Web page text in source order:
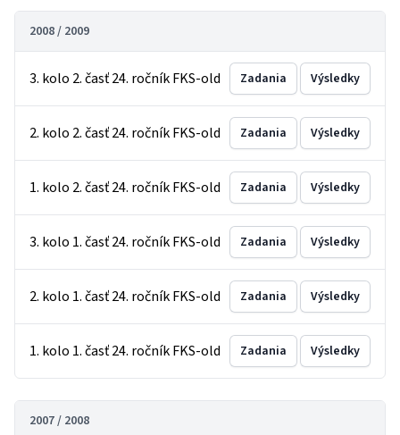
2008 / 2009
3. kolo 2. časť 24. ročník FKS-old Zadania Výsledky
2. kolo 2. časť 24. ročník FKS-old Zadania Výsledky
1. kolo 2. časť 24. ročník FKS-old Zadania Výsledky
3. kolo 1. časť 24. ročník FKS-old Zadania Výsledky
2. kolo 1. časť 24. ročník FKS-old Zadania Výsledky
1. kolo 1. časť 24. ročník FKS-old Zadania Výsledky
2007 / 2008